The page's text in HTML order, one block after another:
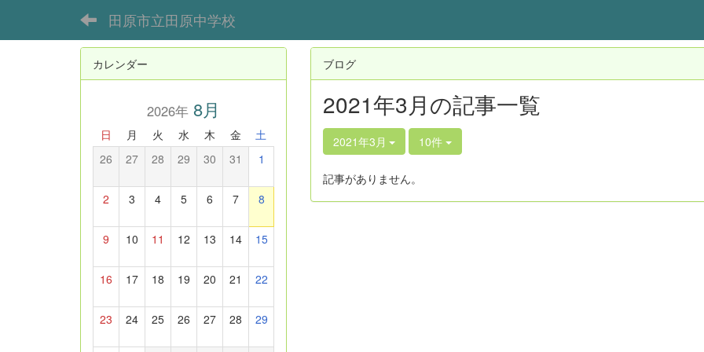
田原市立田原中学校
ブログ
2021年3月の記事一覧
2021年3月 10件
記事がありません。
カレンダー
2026年8月
日 月 火 水 木 金 土
26 27 28 29 30 31 1
2 3 4 5 6 7 8
9 10 11 12 13 14 15
16 17 18 19 20 21 22
23 24 25 26 27 28 29